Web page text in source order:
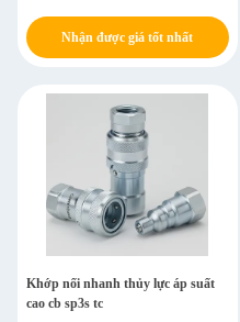
Nhận được giá tốt nhất
Khớp nối nhanh thủy lực áp suất
cao cb sp3s tc